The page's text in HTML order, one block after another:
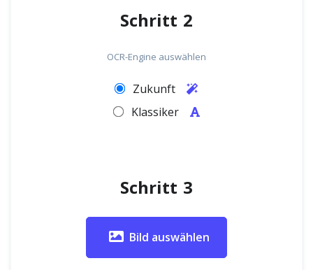
Schritt 2
OCR-Engine auswählen
Zukunft
Klassiker
Schritt 3
Bild auswählen